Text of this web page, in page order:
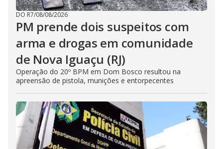
DO R7/08/08/2026
PM prende dois suspeitos com
arma e drogas em comunidade
de Nova Iguaçu (RJ)
Operação do 20º BPM em Dom Bosco resultou na
apreensão de pistola, munições e entorpecentes